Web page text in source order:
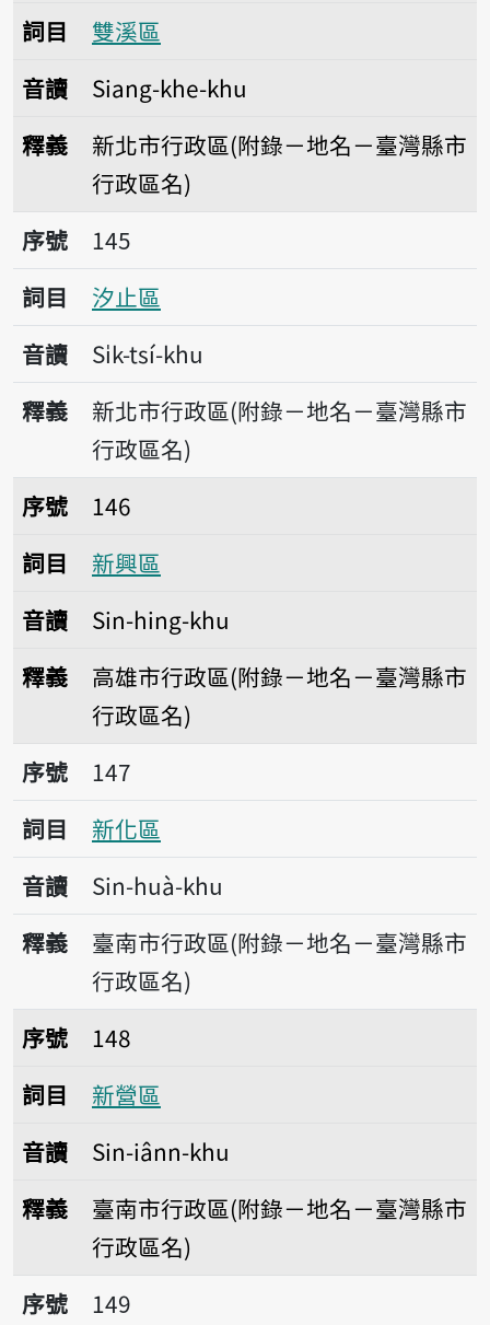
詞目
雙溪區
音讀
Siang-khe-khu
釋義
新北市行政區(附錄－地名－臺灣縣市
行政區名)
序號145汐止區
序號
145
詞目
汐止區
音讀
Si̍k-tsí-khu
釋義
新北市行政區(附錄－地名－臺灣縣市
行政區名)
序號146新興區
序號
146
詞目
新興區
音讀
Sin-hing-khu
釋義
高雄市行政區(附錄－地名－臺灣縣市
行政區名)
序號147新化區
序號
147
詞目
新化區
音讀
Sin-huà-khu
釋義
臺南市行政區(附錄－地名－臺灣縣市
行政區名)
序號148新營區
序號
148
詞目
新營區
音讀
Sin-iânn-khu
釋義
臺南市行政區(附錄－地名－臺灣縣市
行政區名)
序號149神岡區
序號
149